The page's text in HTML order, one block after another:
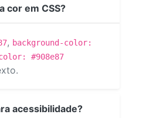
cor em CSS?
, background-color:
#908e87
acessibilidade?